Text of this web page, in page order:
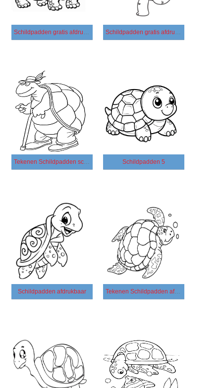
Schildpadden 5
Schildpadden afdrukbaar Tekenen Schildpadden afdrukbaar voor kinderen